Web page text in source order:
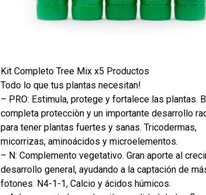
Kit Completo Tree Mix x5 Productos
Todo lo que tus plantas necesitan!
– PRO: Estimula, protege y fortalece las plantas.
completa protecciòn y un importante desarrollo
para tener plantas fuertes y sanas. Tricodermas,
micorrizas, aminoácidos y microelementos.
– N: Complemento vegetativo. Gran aporte al
desarrollo general, ayudando a la captación de
fotones. N4-1-1, Calcio y ácidos húmicos.